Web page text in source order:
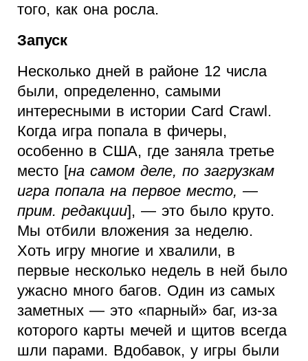
того, как она росла.
Запуск
Несколько дней в районе 12 числа
были, определенно, самыми
интересными в истории Card Crawl.
Когда игра попала в фичеры,
особенно в США, где заняла третье
место [на самом деле, по загрузкам
игра попала на первое место, —
прим. редакции], — это было круто.
Мы отбили вложения за неделю.
Хоть игру многие и хвалили, в
первые несколько недель в ней было
ужасно много багов. Один из самых
заметных — это «парный» баг, из-за
которого карты мечей и щитов всегда
шли парами. Вдобавок, у игры были